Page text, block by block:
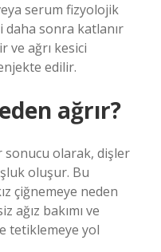
serum fizyolojik
daha sonra katlanır
ve ağrı kesici
edilir.
ağrır?
olarak, dişler
oluşur. Bu
çiğnemeye neden
ağız bakımı ve
tetiklemeye yol